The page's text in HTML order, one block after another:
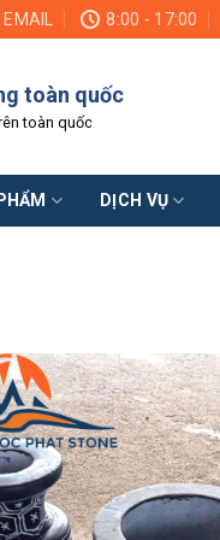
EMAIL 8:00 - 17:00
toàn quốc
toàn quốc
DỊCH VỤ